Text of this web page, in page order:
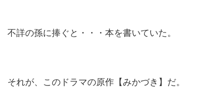
不詳の孫に捧ぐと・・・本を書いていた。
それが、このドラマの原作【みかづき】だ。